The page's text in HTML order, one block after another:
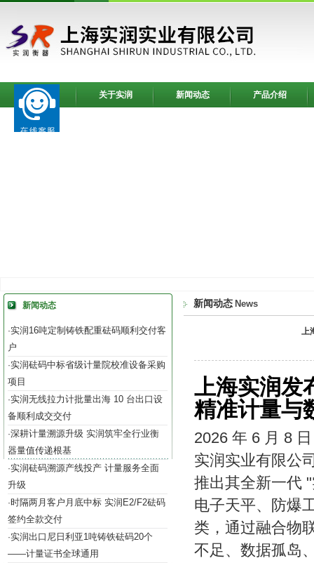
网站首页 关于实润 新闻动态 产品介绍
新闻动态
·实润16吨定制铸铁配重砝码顺利交付客
户
·实润砝码中标省级计量院校准设备采购
项目
·实润无线拉力计批量出海 10 台出口设
备顺利成交交付
·深耕计量溯源升级 实润筑牢全行业衡
器量值传递根基
·实润砝码溯源产线投产 计量服务全面
升级
·时隔两月客户月底中标 实润E2/F2砝码
签约全款交付
·实润出口尼日利亚1吨铸铁砝码20个
——计量证书全球通用
新闻动态 News
上
上海实润发
精准计量与
2026 年 6 月 8
实润实业有限公
推出其全新一代
电子天平、防爆
类，通过融合物
不足、数据孤岛